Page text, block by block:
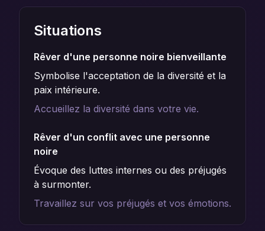
Situations
Rêver d'une personne noire bienveillante
Symbolise l'acceptation de la diversité et la
paix intérieure.
Accueillez la diversité dans votre vie.
Rêver d'un conflit avec une personne
noire
Évoque des luttes internes ou des préjugés
à surmonter.
Travaillez sur vos préjugés et vos émotions.